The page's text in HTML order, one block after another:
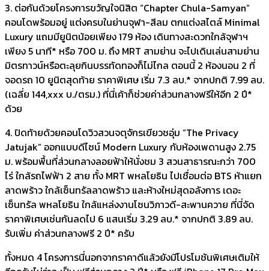
​3. ต่อกันด้วยโครงการขวัญใจนิสิต ”Chapter Chula-Samyan“
คอนโดพร้อมอยู่ แต่งครบในย่านจุฬา-สีลม ตกแต่งสไตล์ Minimal
Luxury แถมมียูนิตน้อยเพียง 179 ห้อง เดินทางสะดวกใกล้จุฬาฯ
เพียง 5 นาที* หรือ 700 ม. ถึง MRT สามย่าน จะไปเดินเล่นสามย่าน
มิตรทาวน์หรือตะลุยกินบรรทัดทองก็ไม่ไกล ตอนนี้ 2 ห้องนอน 2 ที่
จอดรถ 10 ยูนิตสุดท้าย ราคาพิเศษ เริ่ม 7.3 ลบ.* จากปกติ 7.99 ลบ.
(เฉลี่ย 144,xxx บ./ตรม.) ที่นี่เค้าก็ช่วยค่าส่วนกลางฟรีให้อีก 2 ปี*
ด้วย
​4. ปิดท้ายด้วยคอนโดวิวสวนจตุจักรเขียวชอุ่ม “The Privacy
Jatujak” ออกแบบดีไซน์ Modern Luxury กับห้องเพดานสูง 2.75
ม. พร้อมพื้นที่ส่วนกลางลอยฟ้าให้นั่งชม 3 สวนสาธารณะกว่า 700
ไร่ ใกล้รถไฟฟ้า 2 สาย ทั้ง MRT พหลโยธิน ไปเชื่อมต่อ BTS ห้าแยก
ลาดพร้าว ใกล้เซ็นทรัลลาดพร้าว และห้างใหม่สุดอลังการ เดอะ
เซ็นทรัล พหลโยธิน ใกล้แหล่งงานโซนวิภาวดี-สะพานควาย ที่นี่จัด
ราคาพิเศษเช่นกันลดไป 6 แสนเริ่ม 3.29 ลบ.* จากปกติ 3.89 ลบ.
รับเพิ่ม ค่าส่วนกลางฟรี 2 ปี* ครับ
ทั้งหมด 4 โครงการนี่นอกจากราคาดีแล้วยังมีโปรโมชันพิเศษเติมให้